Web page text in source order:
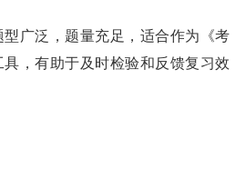
广泛，题量充足，适合作为《考
，有助于及时检验和反馈复习效